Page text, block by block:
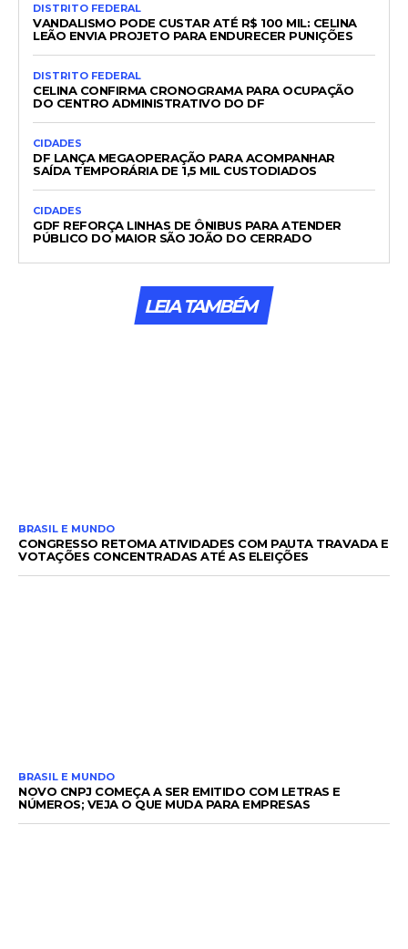
DISTRITO FEDERAL
VANDALISMO PODE CUSTAR ATÉ R$ 100 MIL: CELINA
LEÃO ENVIA PROJETO PARA ENDURECER PUNIÇÕES
DISTRITO FEDERAL
CELINA CONFIRMA CRONOGRAMA PARA OCUPAÇÃO
DO CENTRO ADMINISTRATIVO DO DF
CIDADES
DF LANÇA MEGAOPERAÇÃO PARA ACOMPANHAR
SAÍDA TEMPORÁRIA DE 1,5 MIL CUSTODIADOS
CIDADES
GDF REFORÇA LINHAS DE ÔNIBUS PARA ATENDER
PÚBLICO DO MAIOR SÃO JOÃO DO CERRADO
LEIA TAMBÉM
BRASIL E MUNDO
CONGRESSO RETOMA ATIVIDADES COM PAUTA TRAVADA E
VOTAÇÕES CONCENTRADAS ATÉ AS ELEIÇÕES
BRASIL E MUNDO
NOVO CNPJ COMEÇA A SER EMITIDO COM LETRAS E
NÚMEROS; VEJA O QUE MUDA PARA EMPRESAS